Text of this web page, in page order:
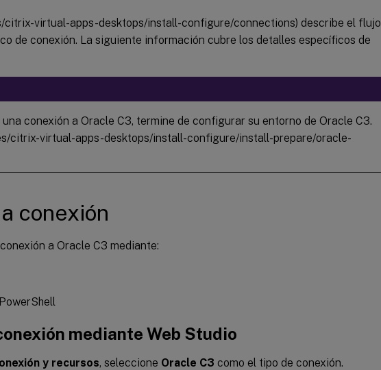
citrix-virtual-apps-desktops/install-configure/connections) describe el flujo
de conexión. La siguiente información cubre los detalles específicos de
conexión a Oracle C3, termine de configurar su entorno de Oracle C3.
citrix-virtual-apps-desktops/install-configure/install-prepare/oracle-
conexión
a Oracle C3 mediante:
mediante Web Studio
y recursos, seleccione Oracle C3 como el tipo de conexión.